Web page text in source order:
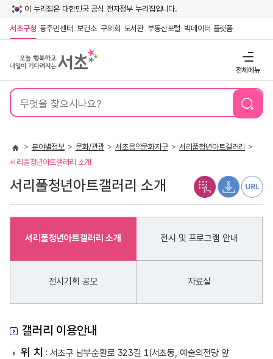
이 누리집은 대한민국 공식 전자정부 누리집입니다.
서초구청 동주민센터 보건소 구의회 도서관 부동산포털 빅데이터 플랫폼
전체메뉴
통
검
분야별정보 문화/관광 서초음악문화지구
서리풀청년아트갤러리
서리풀청년아트갤러리 소개
서리풀청년아트갤러리 소개
서리풀청년아트갤러리 소개 전시 및 프로그램 안내
전시기획 공모 자료실
갤러리 이용안내
위 치 : 서초구 남부순환로 323길 1(서초동, 예술의전당 앞